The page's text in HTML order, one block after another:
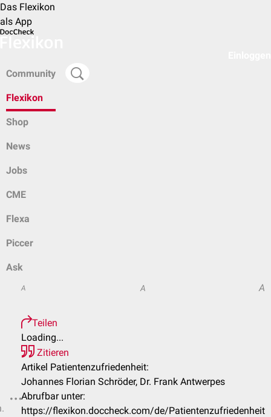
Das Flexikon
als App
Community
Flexikon
Shop
News
Jobs
CME
Flexa
Piccer
Ask
A A A
Teilen
Loading...
Zitieren
Artikel Patientenzufriedenheit:
Johannes Florian Schröder, Dr. Frank Antwerpes
Abrufbar unter:
https://flexikon.doccheck.com/de/Patientenzufriedenheit